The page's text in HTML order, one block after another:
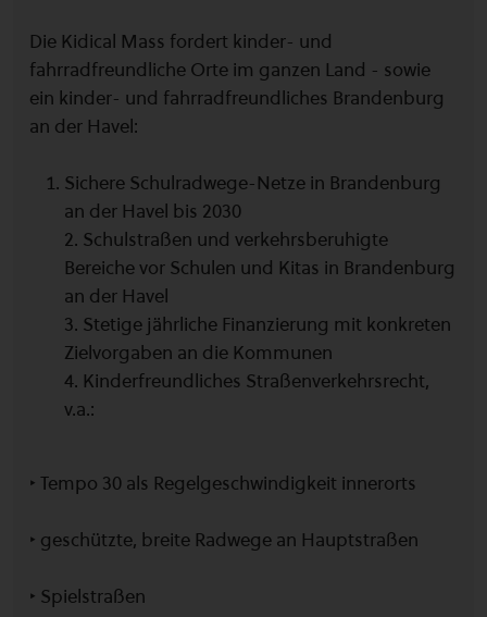
Die Kidical Mass fordert kinder- und
fahrradfreundliche Orte im ganzen Land - sowie
ein kinder- und fahrradfreundliches Brandenburg
an der Havel:
Sichere Schulradwege-Netze in Brandenburg
an der Havel bis 2030
2. Schulstraßen und verkehrsberuhigte
Bereiche vor Schulen und Kitas in Brandenburg
an der Havel
3. Stetige jährliche Finanzierung mit konkreten
Zielvorgaben an die Kommunen
4. Kinderfreundliches Straßenverkehrsrecht,
v.a.:
‣ Tempo 30 als Regelgeschwindigkeit innerorts
‣ geschützte, breite Radwege an Hauptstraßen
‣ Spielstraßen